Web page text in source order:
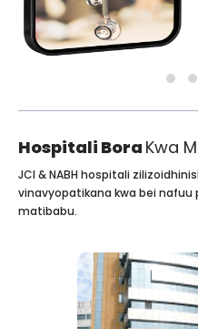
Hospitali Bora Kwa
JCI & NABH hospitali
vinavyopatikana kwa bei nafuu
matibabu.